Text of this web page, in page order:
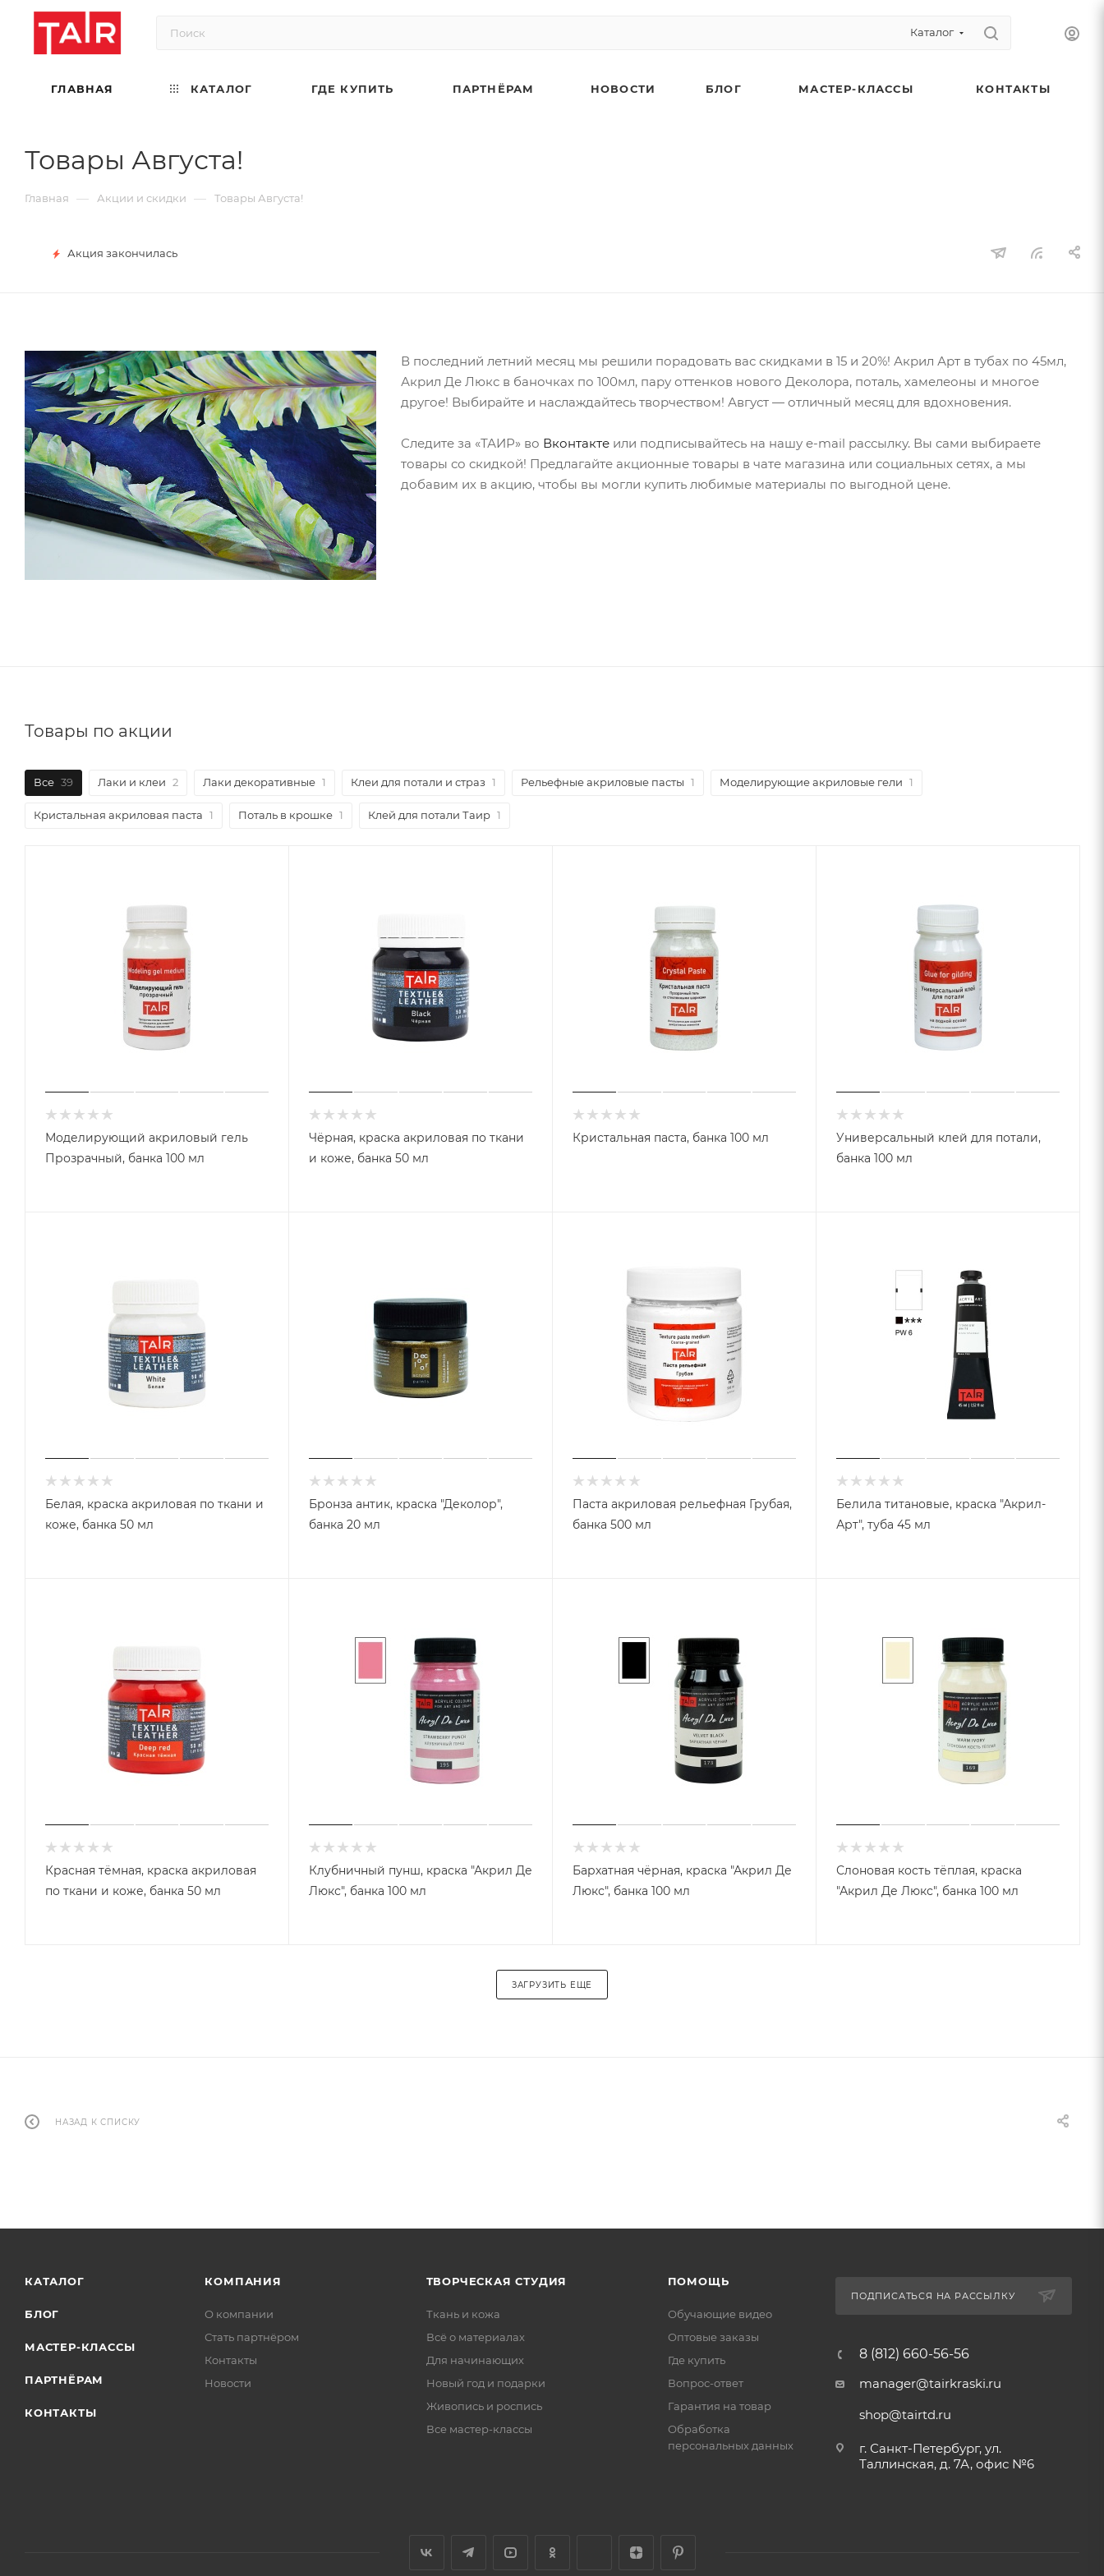
Каталог
ГЛАВНАЯ КАТАЛОГ ГДЕ КУПИТЬ ПАРТНЁРАМ НОВОСТИ БЛОГ МАСТЕР-КЛАССЫ КОНТАКТЫ
Товары Августа!
Главная — Акции и скидки — Товары Августа!
Акция закончилась
В последний летний месяц мы решили порадовать вас скидками в 15 и 20%! Акрил Арт в тубах по 45мл,
Акрил Де Люкс в баночках по 100мл, пару оттенков нового Деколора, поталь, хамелеоны и многое
другое! Выбирайте и наслаждайтесь творчеством! Август — отличный месяц для вдохновения.
Следите за «ТАИР» во Вконтакте или подписывайтесь на нашу e-mail рассылку. Вы сами выбираете
товары со скидкой! Предлагайте акционные товары в чате магазина или социальных сетях, а мы
добавим их в акцию, чтобы вы могли купить любимые материалы по выгодной цене.
Товары по акции
Все 39 Лаки и клеи 2 Лаки декоративные 1 Клеи для потали и страз 1 Рельефные акриловые пасты 1 Моделирующие акриловые гели 1
Кристальная акриловая паста 1 Поталь в крошке 1 Клей для потали Таир 1
Моделирующий акриловый гель
Прозрачный, банка 100 мл
Чёрная, краска акриловая по ткани
и коже, банка 50 мл
Кристальная паста, банка 100 мл
Универсальный клей для потали,
банка 100 мл
Белая, краска акриловая по ткани и
коже, банка 50 мл
Бронза антик, краска "Деколор",
банка 20 мл
Паста акриловая рельефная Грубая,
банка 500 мл
Белила титановые, краска "Акрил-
Арт", туба 45 мл
Красная тёмная, краска акриловая
по ткани и коже, банка 50 мл
Клубничный пунш, краска "Акрил Де
Люкс", банка 100 мл
Бархатная чёрная, краска "Акрил Де
Люкс", банка 100 мл
Слоновая кость тёплая, краска
"Акрил Де Люкс", банка 100 мл
ЗАГРУЗИТЬ ЕЩЕ
НАЗАД К СПИСКУ
КАТАЛОГ
БЛОГ
МАСТЕР-КЛАССЫ
ПАРТНЁРАМ
КОНТАКТЫ
КОМПАНИЯ
О компании
Стать партнёром
Контакты
Новости
ТВОРЧЕСКАЯ СТУДИЯ
Ткань и кожа
Всё о материалах
Для начинающих
Новый год и подарки
Живопись и роспись
Все мастер-классы
ПОМОЩЬ
Обучающие видео
Оптовые заказы
Где купить
Вопрос-ответ
Гарантия на товар
Обработка
персональных данных
ПОДПИСАТЬСЯ НА РАССЫЛКУ
8 (812) 660-56-56
manager@tairkraski.ru
shop@tairtd.ru
г. Санкт-Петербург, ул.
Таллинская, д. 7А, офис №6